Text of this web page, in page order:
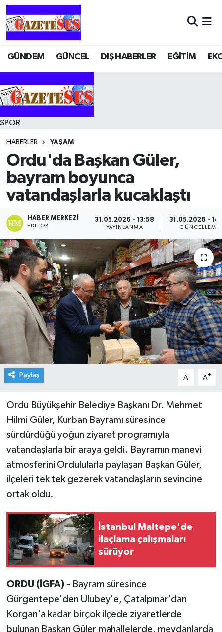
GÜNDEM GÜNCEL DIŞ HABERLER EĞİTİM
SPOR
HABERLER YAŞAM
Ordu'da Başkan Güler,
bayram boyunca
vatandaşlarla kucaklaştı
HABER MERKEZI
EDITÖR
31.05.2026 - 13:58
YAYINLANMA
31.05.2026 -
GÜNCELLEME
Paylaş A- A+
Ordu Büyükşehir Belediye Başkanı Dr. Mehmet
Hilmi Güler, Kurban Bayramı süresince
sürdürdüğü yoğun ziyaret programıyla
vatandaşlarla bir araya geldi. Bayramın manevi
atmosferini Ordulularla paylaşan Başkan Güler,
ilçeleri tek tek gezerek vatandaşların sevincine
ortak oldu.
İstanbul Maltepe'de
ilaçlama çalışmaları
sürüyor
ORDU (İGFA) - Bayram süresince
Gürgentepe'den Ulubey'e, Çatalpınar'dan
Korgan'a kadar birçok ilçede ziyaretlerde
bulunan Başkan Güler mahallelerde, meydanlarda